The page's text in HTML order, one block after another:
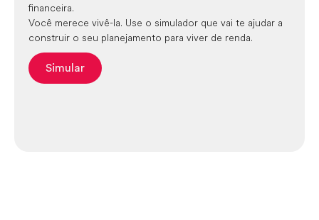
financeira.
Você merece vivê-la. Use o simulador que vai te ajudar a
construir o seu planejamento para viver de renda.
Simular